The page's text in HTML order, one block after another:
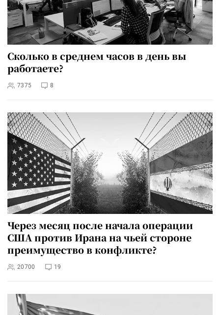
Сколько в среднем часов в день вы
работаете?
7375 8
Через месяц после начала операции
США против Ирана на чьей стороне
преимущество в конфликте?
20700 19